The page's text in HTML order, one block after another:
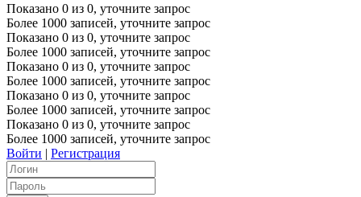
Показано 0 из 0, уточните запрос
Более 1000 записей, уточните запрос
Показано 0 из 0, уточните запрос
Более 1000 записей, уточните запрос
Показано 0 из 0, уточните запрос
Более 1000 записей, уточните запрос
Показано 0 из 0, уточните запрос
Более 1000 записей, уточните запрос
Показано 0 из 0, уточните запрос
Более 1000 записей, уточните запрос
Войти | Регистрация